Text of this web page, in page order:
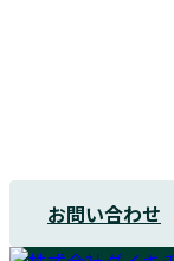
お問い合わせ